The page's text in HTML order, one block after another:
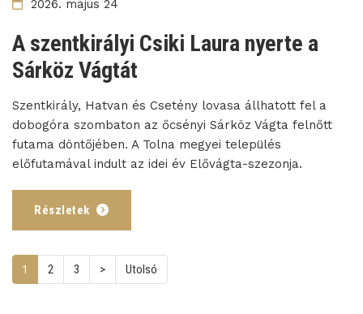
2026. május 24
A szentkirályi Csiki Laura nyerte a
Sárköz Vágtát
Szentkirály, Hatvan és Csetény lovasa állhatott fel a
dobogóra szombaton az őcsényi Sárköz Vágta felnőtt
futama döntőjében. A Tolna megyei település
előfutamával indult az idei év Elővágta-szezonja.
Részletek
1 (current)
2 3 > Utolsó